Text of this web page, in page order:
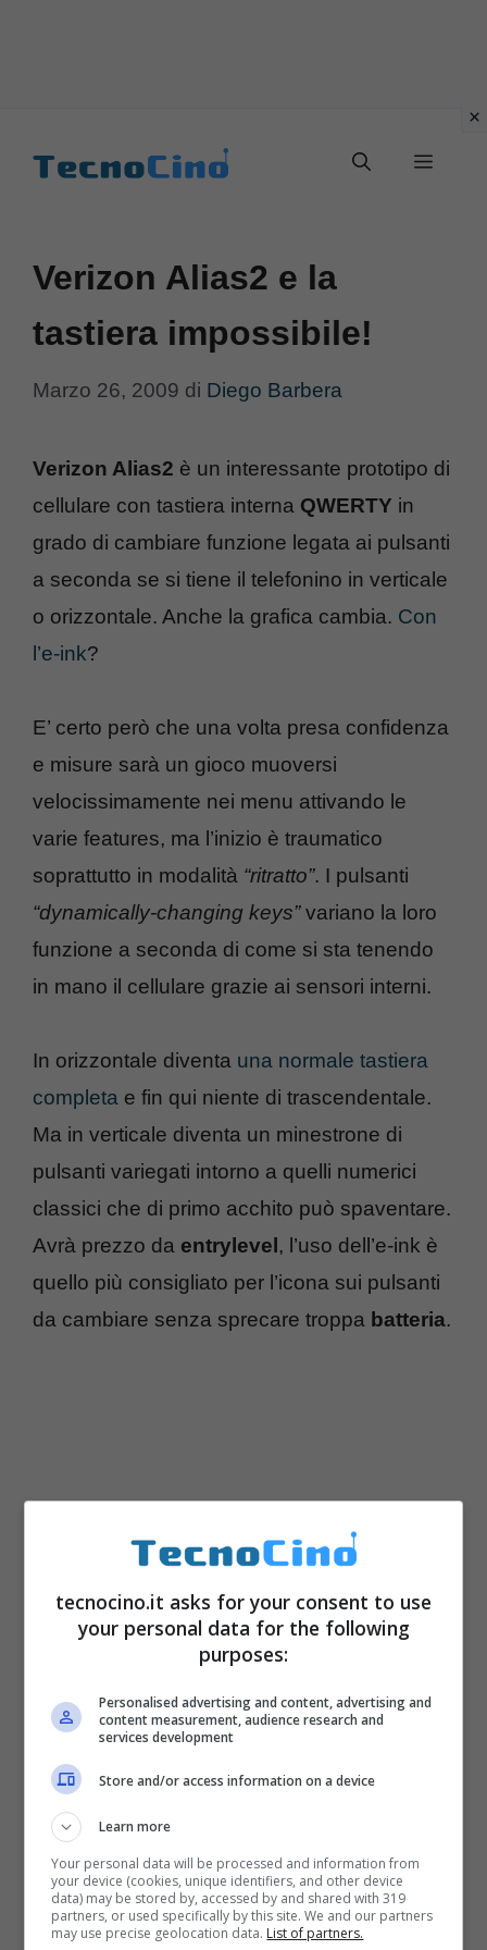
Menu
Verizon Alias2 e la
tastiera impossibile!
Marzo 26, 2009 di Diego Barbera
Verizon Alias2 è un interessante prototipo di
cellulare con tastiera interna QWERTY in
grado di cambiare funzione legata ai pulsanti
a seconda se si tiene il telefonino in verticale
o orizzontale. Anche la grafica cambia. Con
l’e-ink?
E’ certo però che una volta presa confidenza
e misure sarà un gioco muoversi
velocissimamente nei menu attivando le
varie features, ma l’inizio è traumatico
soprattutto in modalità “ritratto”. I pulsanti
“dynamically-changing keys”variano la loro
funzione a seconda di come si sta tenendo
in mano il cellulare grazie ai sensori interni.
In orizzontale diventa una normale tastiera
completa e fin qui niente di trascendentale.
Ma in verticale diventa un minestrone di
pulsanti variegati intorno a quelli numerici
classici che di primo acchito può spaventare.
Avrà prezzo da entrylevel, l’uso dell’e-ink è
quello più consigliato per l’icona sui pulsanti
da cambiare senza sprecare troppa batteria.
tecnocino.it asks for your consent to use
your personal data for the following
purposes:
Personalised advertising and content, advertising and
content measurement, audience research and
services development
Store and/or access information on a device
Learn more
Your personal data will be processed and information from
your device (cookies, unique identifiers, and other device
data) may be stored by, accessed by and shared with 319
partners, or used specifically by this site. We and our partners
may use precise geolocation data. List of partners.